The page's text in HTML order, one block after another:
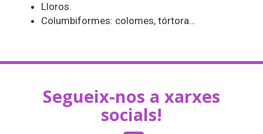
Lloros.
Columbiformes: colomes, tórtora…
Segueix-nos a xarxes
socials!